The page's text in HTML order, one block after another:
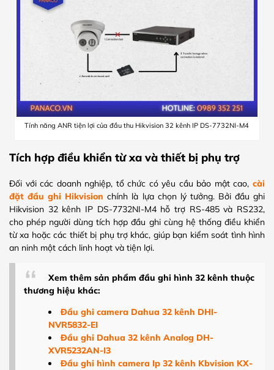
Tính năng ANR tiện lợi của đầu thu Hikvision 32 kênh IP DS-7732NI-M4
Tích hợp điều khiển từ xa và thiết bị phụ trợ
Đối với các doanh nghiệp, tổ chức có yêu cầu bảo mật cao, cài
đặt đầu ghi Hikvision chính là lựa chọn lý tưởng. Bởi đầu ghi
Hikvision 32 kênh IP DS-7732NI-M4 hỗ trợ RS-485 và RS232,
cho phép người dùng tích hợp đầu ghi cùng hệ thống điều khiển
từ xa hoặc các thiết bị phụ trợ khác, giúp bạn kiểm soát tình hình
an ninh một cách linh hoạt và tiện lợi.
Xem thêm sản phẩm đầu ghi hình 32 kênh thuộc
thương hiệu khác:
Đầu ghi camera Dahua 32 kênh DHI-
NVR5832-EI
Đầu ghi Dahua 32 kênh Analog DH-
XVR5232AN-I3
Đầu ghi hình camera Ip 32 kênh Kbvision KX-